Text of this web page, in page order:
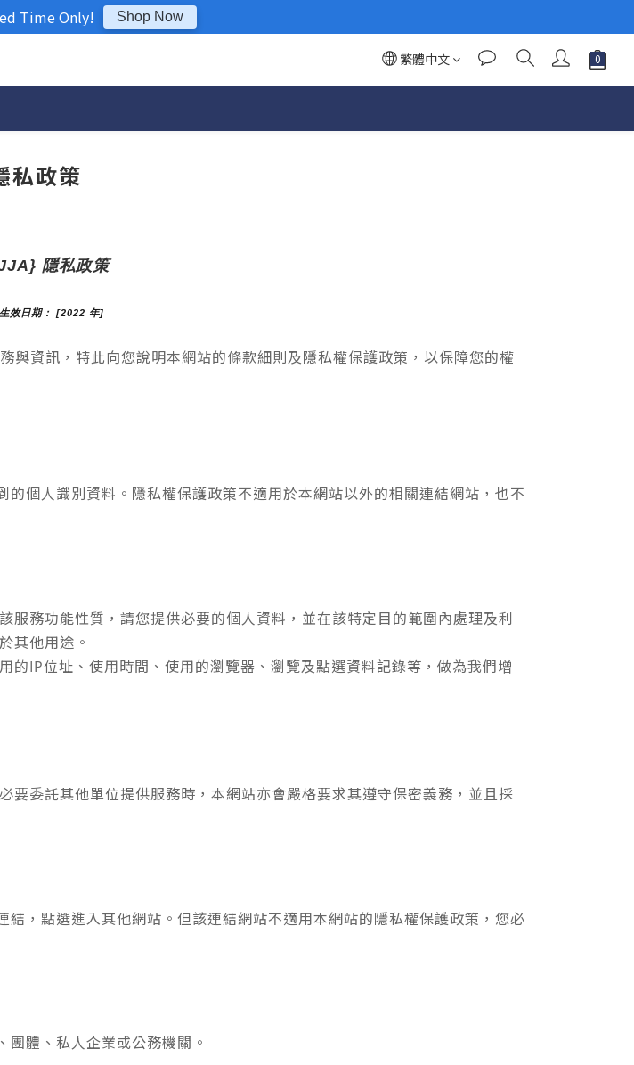
繁體中文
私政策
隱私政策
效日期： [2022 年]
與資訊，特此向您說明本網站的條款細則及隱私權保護政策，以保障您的權
個人識別資料。隱私權保護政策不適用於本網站以外的相關連結網站，也不
服務功能性質，請您提供必要的個人資料，並在該特定目的範圍內處理及利
其他用途。
IP位址、使用時間、使用的瀏覽器、瀏覽及點選資料記錄等，做為我們增
要委託其他單位提供服務時，本網站亦會嚴格要求其遵守保密義務，並且採
，點選進入其他網站。但該連結網站不適用本網站的隱私權保護政策，您必
體、私人企業或公務機關。
Time Only! Shop Now